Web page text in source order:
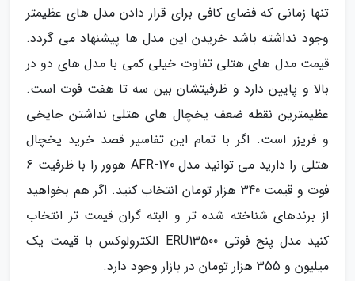
تنها زمانی که فضای کافی برای قرار دادن مدل های عظیمتر
وجود نداشته باشد خریدن این مدل ها پیشنهاد می گردد.
قیمت مدل های هتلی تفاوت خیلی کمی با مدل های دو در
بالا و پایین دارد و ظرفیتشان بین سه تا هفت فوت است.
عظیمترین نقطه ضعف یخچال های هتلی نداشتن جایخی
و فریزر است. اگر با تمام این تفاسیر قصد خرید یخچال
هتلی را دارید می توانید مدل 170-AFR هوور را با ظرفیت 6
فوت و قیمت 340 هزار تومان انتخاب کنید. اگر هم بخواهید
از برندهای شناخته شده تر و البته گران قیمت تر انتخاب
کنید مدل پنج فوتی ERU13500 الکترولوکس با قیمت یک
میلیون و 355 هزار تومان در بازار وجود دارد.